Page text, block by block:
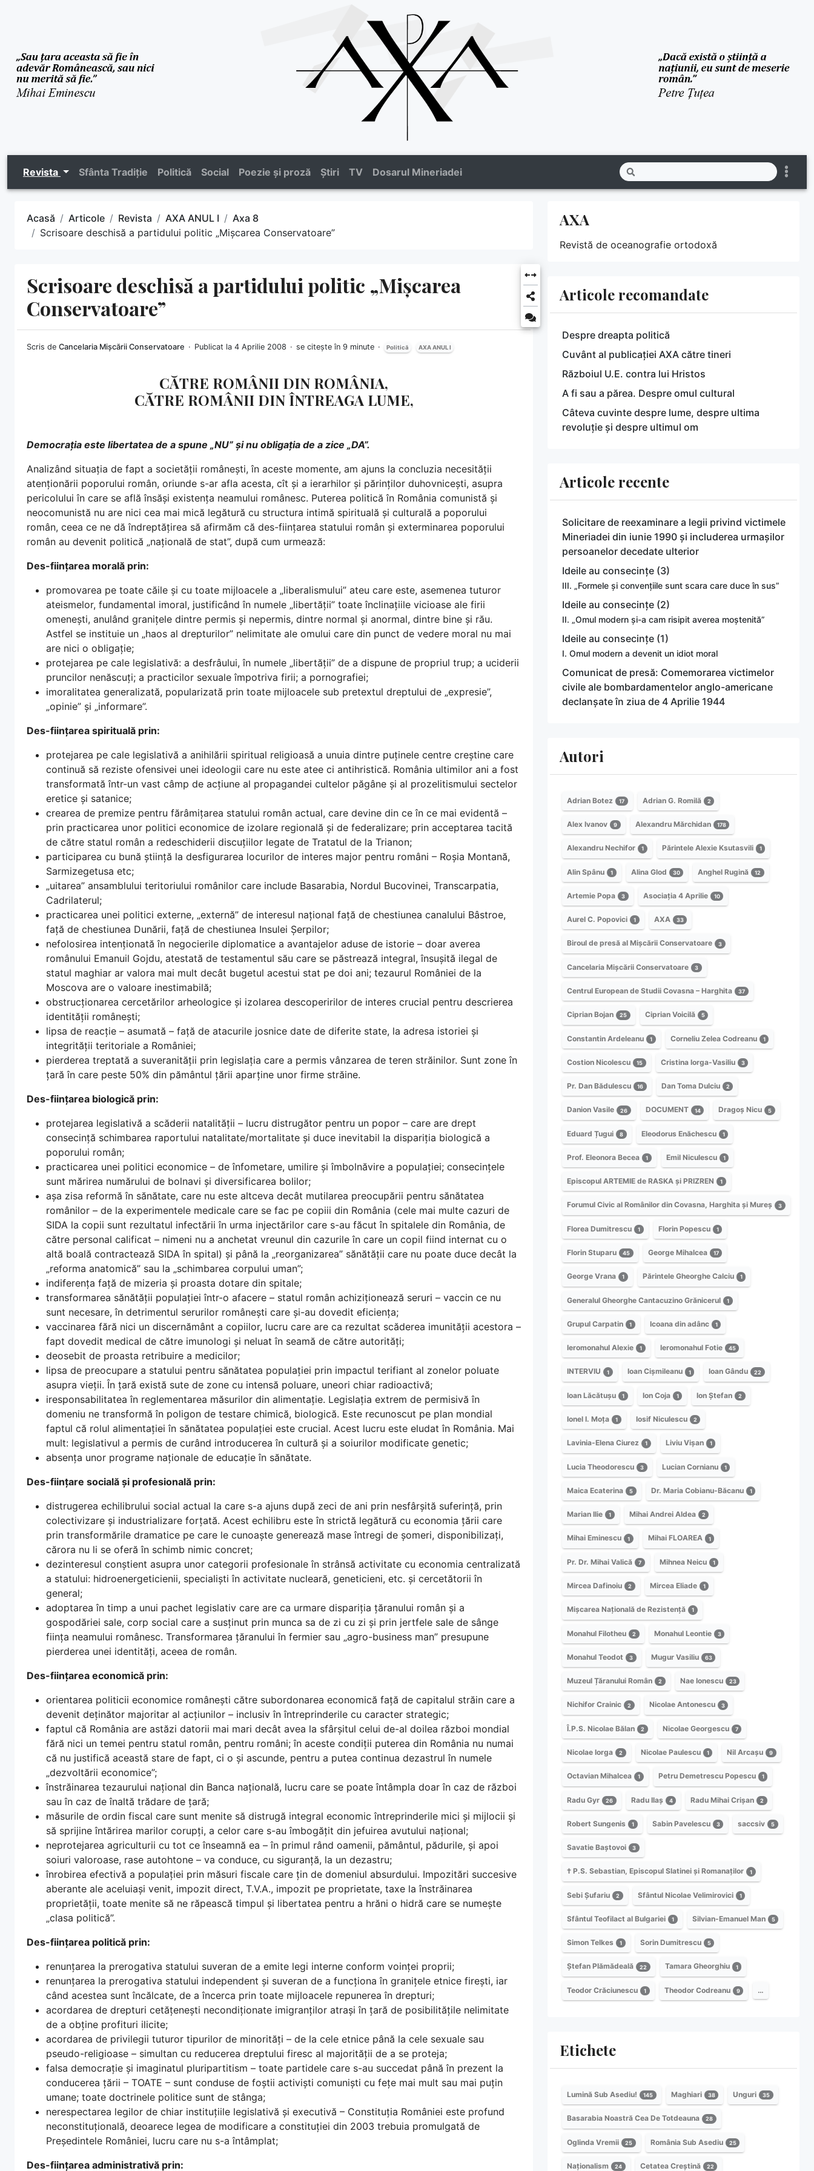
Revista Sfânta Tradiție Politică Social Poezie și proză Știri TV Dosarul Mineriadei
Acasă Articole Revista AXA ANUL I
Axa 8
Scrisoare deschisă a partidului politic „Mișcarea Conservatoare”
Scrisoare deschisă a partidului politic „Mișcarea
Conservatoare”
Scris de Cancelaria Mișcării Conservatoare Publicat la 4 Aprilie 2008 se citește în 9 minute Politică AXA ANUL I
CĂTRE ROMÂNII DIN ROMÂNIA,
CĂTRE ROMÂNII DIN ÎNTREAGA LUME,
Democrația este libertatea de a spune „NU” și nu obligația de a zice „DA”.
Analizând situația de fapt a societății românești, în aceste momente, am ajuns la concluzia necesității
atenționării poporului român, oriunde s-ar afla acesta, cît și a ierarhilor și părinților duhovnicești, asupra
pericolului în care se află însăși existența neamului românesc. Puterea politică în România comunistă și
neocomunistă nu are nici cea mai mică legătură cu structura intimă spirituală și culturală a poporului
român, ceea ce ne dă îndreptățirea să afirmăm că des-ființarea statului român și exterminarea poporului
român au devenit politică „națională de stat”, după cum urmează:
Des-ființarea morală prin:
promovarea pe toate căile și cu toate mijloacele a „liberalismului” ateu care este, asemenea tuturor
ateismelor, fundamental imoral, justificând în numele „libertății” toate înclinațiile vicioase ale firii
omenești, anulând granițele dintre permis și nepermis, dintre normal și anormal, dintre bine și rău.
Astfel se instituie un „haos al drepturilor” nelimitate ale omului care din punct de vedere moral nu mai
are nici o obligație;
protejarea pe cale legislativă: a desfrâului, în numele „libertății” de a dispune de propriul trup; a uciderii
pruncilor nenăscuți; a practicilor sexuale împotriva firii; a pornografiei;
imoralitatea generalizată, popularizată prin toate mijloacele sub pretextul dreptului de „expresie”,
„opinie” și „informare”.
Des-ființarea spirituală prin:
protejarea pe cale legislativă a anihilării spiritual religioasă a unuia dintre puținele centre creștine care
continuă să reziste ofensivei unei ideologii care nu este atee ci antihristică. România ultimilor ani a fost
transformată într-un vast câmp de acțiune al propagandei cultelor păgâne și al prozelitismului sectelor
eretice și satanice;
crearea de premize pentru fărâmițarea statului român actual, care devine din ce în ce mai evidentă –
prin practicarea unor politici economice de izolare regională și de federalizare; prin acceptarea tacită
de către statul român a redeschiderii discuțiilor legate de Tratatul de la Trianon;
participarea cu bună știință la desfigurarea locurilor de interes major pentru români – Roșia Montană,
Sarmizegetusa etc;
„uitarea” ansamblului teritoriului românilor care include Basarabia, Nordul Bucovinei, Transcarpatia,
Cadrilaterul;
practicarea unei politici externe, „externă” de interesul național față de chestiunea canalului Bâstroe,
față de chestiunea Dunării, față de chestiunea Insulei Șerpilor;
nefolosirea intenționată în negocierile diplomatice a avantajelor aduse de istorie – doar averea
românului Emanuil Gojdu, atestată de testamentul său care se păstrează integral, însușită ilegal de
statul maghiar ar valora mai mult decât bugetul acestui stat pe doi ani; tezaurul României de la
Moscova are o valoare inestimabilă;
obstrucționarea cercetărilor arheologice și izolarea descoperirilor de interes crucial pentru descrierea
identității românești;
lipsa de reacție – asumată – față de atacurile josnice date de diferite state, la adresa istoriei și
integrității teritoriale a României;
pierderea treptată a suveranității prin legislația care a permis vânzarea de teren străinilor. Sunt zone în
țară în care peste 50% din pământul țării aparține unor firme străine.
Des-ființarea biologică prin:
protejarea legislativă a scăderii natalității – lucru distrugător pentru un popor – care are drept
consecință schimbarea raportului natalitate/mortalitate și duce inevitabil la dispariția biologică a
poporului român;
practicarea unei politici economice – de înfometare, umilire și îmbolnăvire a populației; consecințele
sunt mărirea numărului de bolnavi și diversificarea bolilor;
așa zisa reformă în sănătate, care nu este altceva decât mutilarea preocupării pentru sănătatea
românilor – de la experimentele medicale care se fac pe copiii din România (cele mai multe cazuri de
SIDA la copii sunt rezultatul infectării în urma injectărilor care s-au făcut în spitalele din România, de
către personal calificat – nimeni nu a anchetat vreunul din cazurile în care un copil fiind internat cu o
altă boală contractează SIDA în spital) și până la „reorganizarea” sănătății care nu poate duce decât la
„reforma anatomică” sau la „schimbarea corpului uman”;
indiferența față de mizeria și proasta dotare din spitale;
transformarea sănătății populației într-o afacere – statul român achiziționează seruri – vaccin ce nu
sunt necesare, în detrimentul serurilor românești care și-au dovedit eficiența;
vaccinarea fără nici un discernământ a copiilor, lucru care are ca rezultat scăderea imunității acestora –
fapt dovedit medical de către imunologi și neluat în seamă de către autorități;
deosebit de proasta retribuire a medicilor;
lipsa de preocupare a statului pentru sănătatea populației prin impactul terifiant al zonelor poluate
asupra vieții. În țară există sute de zone cu intensă poluare, uneori chiar radioactivă;
iresponsabilitatea în reglementarea măsurilor din alimentație. Legislația extrem de permisivă în
domeniu ne transformă în poligon de testare chimică, biologică. Este recunoscut pe plan mondial
faptul că rolul alimentației în sănătatea populației este crucial. Acest lucru este eludat în România. Mai
mult: legislativul a permis de curând introducerea în cultură și a soiurilor modificate genetic;
absența unor programe naționale de educație în sănătate.
Des-ființare socială și profesională prin:
distrugerea echilibrului social actual la care s-a ajuns după zeci de ani prin nesfârșită suferință, prin
colectivizare și industrializare forțată. Acest echilibru este în strictă legătură cu economia țării care
prin transformările dramatice pe care le cunoaște generează mase întregi de șomeri, disponibilizați,
cărora nu li se oferă în schimb nimic concret;
dezinteresul conștient asupra unor categorii profesionale în strânsă activitate cu economia centralizată
a statului: hidroenergeticienii, specialiști în activitate nucleară, geneticieni, etc. și cercetătorii în
general;
adoptarea în timp a unui pachet legislativ care are ca urmare dispariția țăranului român și a
gospodăriei sale, corp social care a susținut prin munca sa de zi cu zi și prin jertfele sale de sânge
ființa neamului românesc. Transformarea țăranului în fermier sau „agro-business man” presupune
pierderea unei identități, aceea de român.
Des-ființarea economică prin:
orientarea politicii economice românești către subordonarea economică față de capitalul străin care a
devenit deținător majoritar al acțiunilor – inclusiv în întreprinderile cu caracter strategic;
faptul că România are astăzi datorii mai mari decât avea la sfârșitul celui de-al doilea război mondial
fără nici un temei pentru statul român, pentru români; în aceste condiții puterea din România nu numai
că nu justifică această stare de fapt, ci o și ascunde, pentru a putea continua dezastrul în numele
„dezvoltării economice”;
înstrăinarea tezaurului național din Banca națională, lucru care se poate întâmpla doar în caz de război
sau în caz de înaltă trădare de țară;
măsurile de ordin fiscal care sunt menite să distrugă integral economic întreprinderile mici și mijlocii și
să sprijine întărirea marilor corupți, a celor care s-au îmbogățit din jefuirea avutului național;
neprotejarea agriculturii cu tot ce înseamnă ea – în primul rând oamenii, pământul, pădurile, și apoi
soiuri valoroase, rase autohtone – va conduce, cu siguranță, la un dezastru;
înrobirea efectivă a populației prin măsuri fiscale care țin de domeniul absurdului. Impozitări succesive
aberante ale aceluiași venit, impozit direct, T.V.A., impozit pe proprietate, taxe la înstrăinarea
proprietății, toate menite să ne răpească timpul și libertatea pentru a hrăni o hidră care se numește
„clasa politică”.
Des-ființarea politică prin:
renunțarea la prerogativa statului suveran de a emite legi interne conform voinței proprii;
renunțarea la prerogativa statului independent și suveran de a funcționa în granițele etnice firești, iar
când acestea sunt încălcate, de a încerca prin toate mijloacele repunerea în drepturi;
acordarea de drepturi cetățenești necondiționate imigranților atrași în țară de posibilitățile nelimitate
de a obține profituri ilicite;
acordarea de privilegii tuturor tipurilor de minorități – de la cele etnice până la cele sexuale sau
pseudo-religioase – simultan cu reducerea dreptului firesc al majorității de a se proteja;
falsa democrație și imaginatul pluripartitism – toate partidele care s-au succedat până în prezent la
conducerea țării – TOATE – sunt conduse de foștii activiști comuniști cu fețe mai mult sau mai puțin
umane; toate doctrinele politice sunt de stânga;
nerespectarea legilor de chiar instituțiile legislativă și executivă – Constituția României este profund
neconstituțională, deoarece legea de modificare a constituției din 2003 trebuia promulgată de
Președintele României, lucru care nu s-a întâmplat;
Des-ființarea administrativă prin:
AXA
Revistă de oceanografie ortodoxă
Articole recomandate
Despre dreapta politică
Cuvânt al publicației AXA către tineri
Războiul U.E. contra lui Hristos
A fi sau a părea. Despre omul cultural
Câteva cuvinte despre lume, despre ultima
revoluție și despre ultimul om
Articole recente
Solicitare de reexaminare a legii privind victimele
Mineriadei din iunie 1990 și includerea urmașilor
persoanelor decedate ulterior
Ideile au consecințe (3)
III. „Formele și convențiile sunt scara care duce în sus”
Ideile au consecințe (2)
II. „Omul modern și-a cam risipit averea moștenită”
Ideile au consecințe (1)
I. Omul modern a devenit un idiot moral
Comunicat de presă: Comemorarea victimelor
civile ale bombardamentelor anglo-americane
declanșate în ziua de 4 Aprilie 1944
Autori
Adrian Botez 17 Adrian G. Romilă 2
Alex Ivanov 9 Alexandru Mărchidan 178
Alexandru Nechifor 1 Părintele Alexie Ksutasvili 1
Alin Spânu 1 Alina Glod 30 Anghel Rugină 12
Artemie Popa 3 Asociația 4 Aprilie 10
Aurel C. Popovici 1 AXA 33
Biroul de presă al Mișcării Conservatoare 3
Cancelaria Mișcării Conservatoare 3
Centrul European de Studii Covasna – Harghita 37
Ciprian Bojan 25 Ciprian Voicilă 5
Constantin Ardeleanu 1 Corneliu Zelea Codreanu 1
Costion Nicolescu 15 Cristina Iorga-Vasiliu 3
Pr. Dan Bădulescu 16 Dan Toma Dulciu 2
Danion Vasile 26 DOCUMENT 14 Dragoș Nicu 5
Eduard Țugui 8 Eleodorus Enăchescu 1
Prof. Eleonora Becea 1 Emil Niculescu 1
Episcopul ARTEMIE de RASKA și PRIZREN 1
Forumul Civic al Românilor din Covasna, Harghita și Mureș 3
Florea Dumitrescu 1 Florin Popescu 1
Florin Stuparu 45 George Mihalcea 17
George Vrana 1 Părintele Gheorghe Calciu 1
Generalul Gheorghe Cantacuzino Grănicerul 1
Grupul Carpatin 1 Icoana din adânc 1
Ieromonahul Alexie 1 Ieromonahul Fotie 45
INTERVIU 1 Ioan Cișmileanu 1 Ioan Gându 22
Ioan Lăcătușu 1 Ion Coja 1 Ion Ștefan 2
Ionel I. Moța 1 Iosif Niculescu 2
Lavinia-Elena Ciurez 1 Liviu Vișan 1
Lucia Theodorescu 3 Lucian Cornianu 1
Maica Ecaterina 5 Dr. Maria Cobianu-Băcanu 1
Marian Ilie 1 Mihai Andrei Aldea 2
Mihai Eminescu 1 Mihai FLOAREA 1
Pr. Dr. Mihai Valică 7 Mihnea Neicu 1
Mircea Dafinoiu 2 Mircea Eliade 1
Mișcarea Națională de Rezistență 1
Monahul Filotheu 2 Monahul Leontie 3
Monahul Teodot 3 Mugur Vasiliu 63
Muzeul Țăranului Român 2 Nae Ionescu 23
Nichifor Crainic 2 Nicolae Antonescu 3
Î.P.S. Nicolae Bălan 2 Nicolae Georgescu 7
Nicolae Iorga 2 Nicolae Paulescu 1 Nil Arcașu 9
Octavian Mihalcea 1 Petru Demetrescu Popescu 1
Radu Gyr 26 Radu Ilaș 4 Radu Mihai Crișan 2
Robert Sungenis 1 Sabin Pavelescu 3 saccsiv 5
Savatie Baștovoi 3
† P.S. Sebastian, Episcopul Slatinei și Romanaților 1
Sebi Șufariu 2 Sfântul Nicolae Velimirovici 1
Sfântul Teofilact al Bulgariei 1 Silvian-Emanuel Man 5
Simon Telkes 1 Sorin Dumitrescu 5
Ștefan Plămădeală 22 Tamara Gheorghiu 1
Teodor Crăciunescu 1 Theodor Codreanu 9 …
Etichete
Lumină Sub Asediu! 145 Maghiari 38 Unguri 35
Basarabia Noastră Cea De Totdeauna 28
Oglinda Vremii 25 România Sub Asediu 25
Naționalism 24 Cetatea Creștină 22